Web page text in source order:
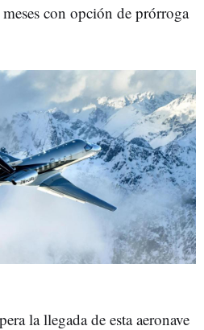
con opción de prórroga
la llegada de esta aeronave